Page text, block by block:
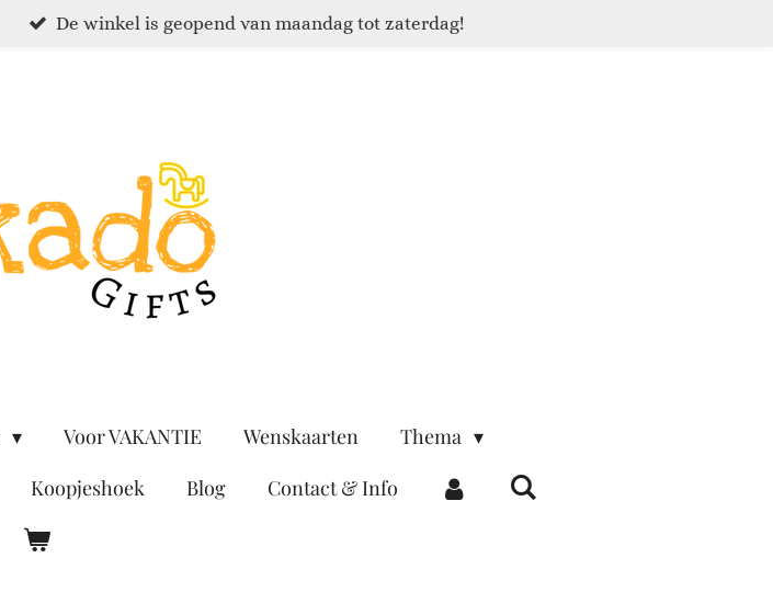
De winkel is geopend van maandag tot zaterdag!
Voor VAKANTIE Wenskaarten
Thema
Koopjeshoek Blog Contact & Info